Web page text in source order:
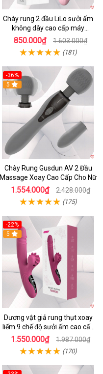
Chày rung 2 đầu LiLo sưởi ấm
không dây cao cấp máy
massage G
850.000₫ 1.603.000₫
(181)
-36%
5
Chày Rung Gusdun AV 2 Đầu
Massage Xoay Cao Cấp Cho Nữ
1.554.000₫ 2.428.000₫
(175)
-22%
5
Dương vật giả rung thụt xoay
liếm 9 chế độ sưởi ấm cao cấp
Yeain Hot Whell
1.550.000₫ 1.987.000₫
(170)